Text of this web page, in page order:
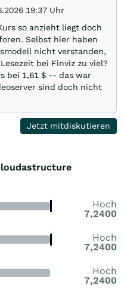
19:37 Uhr
so anzieht liegt doch
Selbst hier haben
nicht verstanden,
bei Finviz zu viel?
bei 1,61 $ -- das war
sind doch nicht
Jetzt mitdiskutieren
Hoch
7,2400
Hoch
7,2400
Hoch
7,2400